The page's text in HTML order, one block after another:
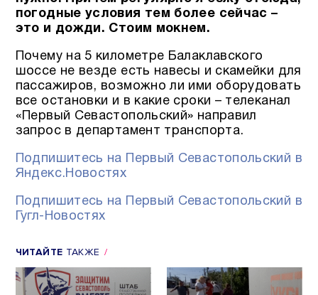
погодные условия тем более сейчас –
это и дожди. Стоим мокнем.
Почему на 5 километре Балаклавского
шоссе не везде есть навесы и скамейки для
пассажиров, возможно ли ими оборудовать
все остановки и в какие сроки – телеканал
«Первый Севастопольский» направил
запрос в департамент транспорта.
Подпишитесь на Первый Севастопольский в
Яндекс.Новостях
Подпишитесь на Первый Севастопольский в
Гугл-Новостях
ЧИТАЙТЕ ТАКЖЕ